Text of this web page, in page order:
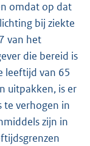
omdat op dat
bij ziekte
van het
die bereid is
leeftijd van 65
uitpakken, is er
te verhogen in
zijn in